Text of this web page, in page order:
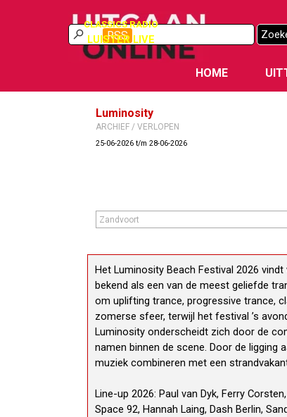
CLASSICS RADIO
LUISTER LIVE
RSS
HOME
Luminosity
ARCHIEF / VERLOPEN
25-06-2026 t/m 28-06-2026
Het Luminosity Beach Festival 2026
bekend als een van de meest geliefde
om uplifting trance, progressive trance,
zomerse sfeer, terwijl het festival ’s
Luminosity onderscheidt zich door de
namen binnen de scene. Door de ligging
muziek combineren met een
Line-up 2026: Paul van Dyk, Ferry
Space 92, Hannah Laing, Dash Berlin,